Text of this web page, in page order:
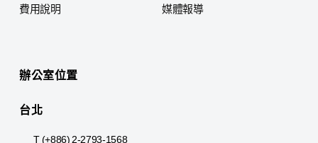
費用說明
媒體報導
辦公室位置
台北
T (+886) 2-2793-1568